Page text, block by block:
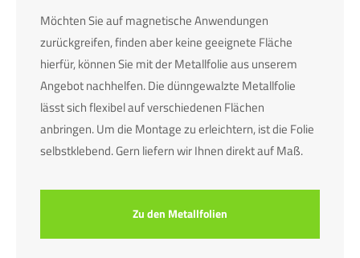
Möchten Sie auf magnetische Anwendungen
zurückgreifen, finden aber keine geeignete Fläche
hierfür, können Sie mit der Metallfolie aus unserem
Angebot nachhelfen. Die dünngewalzte Metallfolie
lässt sich flexibel auf verschiedenen Flächen
anbringen. Um die Montage zu erleichtern, ist die Folie
selbstklebend. Gern liefern wir Ihnen direkt auf Maß.
Zu den Metallfolien